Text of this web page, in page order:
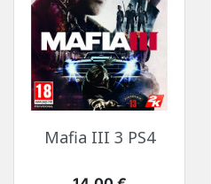
Mafia III 3 PS4